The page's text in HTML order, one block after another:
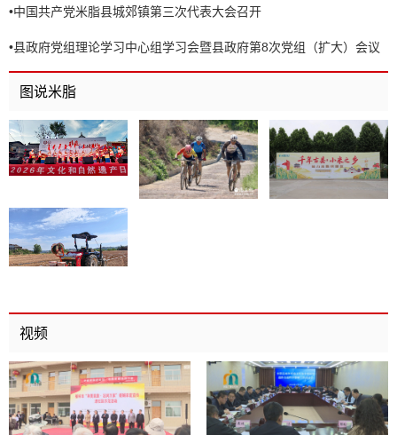
•中国共产党米脂县城郊镇第三次代表大会召开
•县政府党组理论学习中心组学习会暨县政府第8次党组（扩大）会议
召开
图说米脂
视频